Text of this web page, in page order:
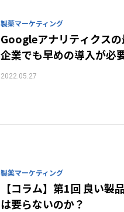
製薬マーケティング
Googleアナリティクス
企業でも早めの導入が必
2022.05.27
製薬マーケティング
【コラム】第1回 良い製
は要らないのか？